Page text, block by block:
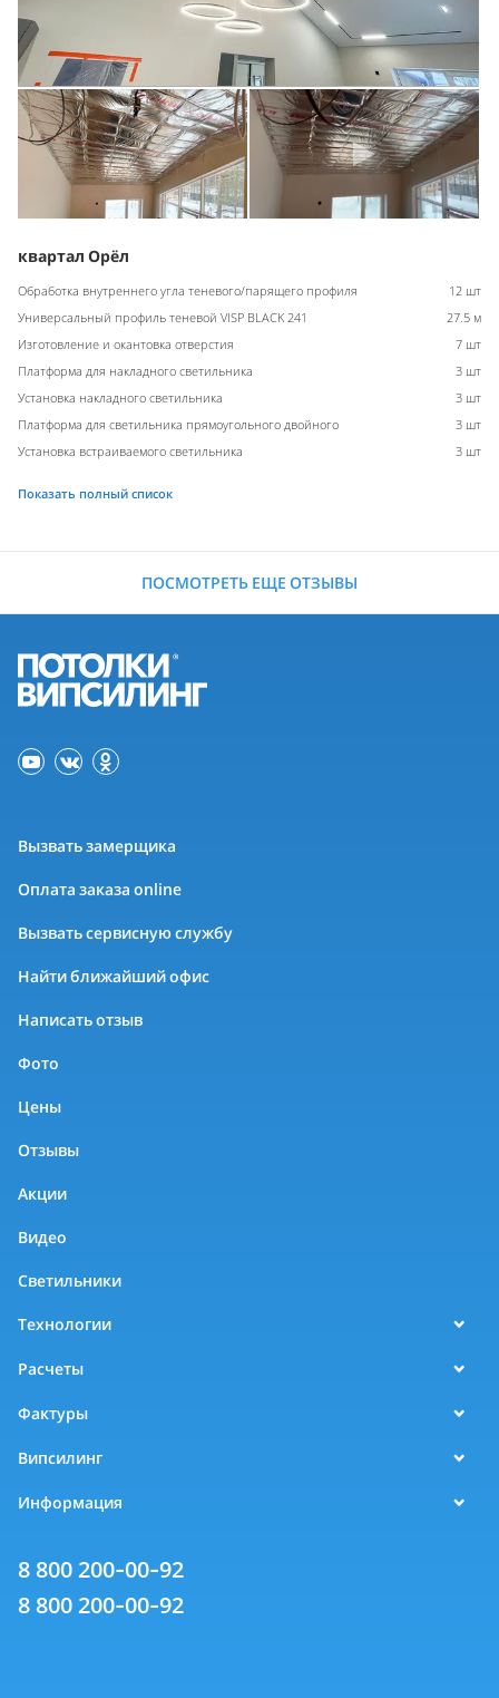
квартал Орёл
Обработка внутреннего угла теневого/парящего профиля
12 шт
Универсальный профиль теневой VISP BLACK 241
27.5 м
Изготовление и окантовка отверстия
7 шт
Платформа для накладного светильника
3 шт
Установка накладного светильника
3 шт
Платформа для светильника прямоугольного двойного
3 шт
Установка встраиваемого светильника
3 шт
Показать полный список
ПОСМОТРЕТЬ ЕЩЕ ОТЗЫВЫ
Вызвать замерщика
Оплата заказа online
Вызвать сервисную службу
Найти ближайший офис
Написать отзыв
Фото
Цены
Отзывы
Акции
Видео
Светильники
Технологии
Расчеты
Фактуры
Випсилинг
Информация
8 800 200-00-92
8 800 200-00-92